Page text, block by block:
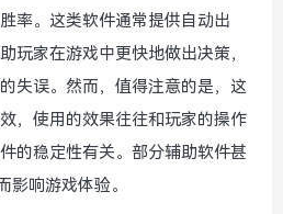
率。这类软件通常提供自动出
玩家在游戏中更快地做出决策，
失误。然而，值得注意的是，这
，使用的效果往往和玩家的操作
的稳定性有关。部分辅助软件甚
影响游戏体验。